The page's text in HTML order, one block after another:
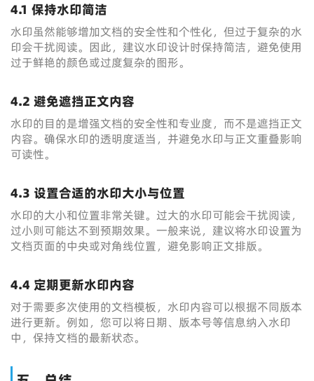
4.1 保持水印简洁
水印虽然能够增加文档的安全性和个性化，但过于复杂的水
印会干扰阅读。因此，建议水印设计时保持简洁，避免使用
过于鲜艳的颜色或过度复杂的图形。
4.2 避免遮挡正文内容
水印的目的是增强文档的安全性和专业度，而不是遮挡正文
内容。确保水印的透明度适当，并避免水印与正文重叠影响
可读性。
4.3 设置合适的水印大小与位置
水印的大小和位置非常关键。过大的水印可能会干扰阅读，
过小则可能达不到预期效果。一般来说，建议将水印设置为
文档页面的中央或对角线位置，避免影响正文排版。
4.4 定期更新水印内容
对于需要多次使用的文档模板，水印内容可以根据不同版本
进行更新。例如，您可以将日期、版本号等信息纳入水印
中，保持文档的最新状态。